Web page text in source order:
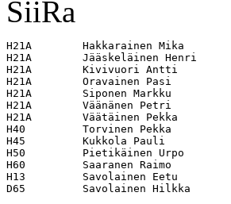
SiiRa
H21A        Hakkarainen Mika
H21A        Jääskeläinen Henri
H21A        Kivivuori Antti
H21A        Oravainen Pasi
H21A        Siponen Markku
H21A        Väänänen Petri
H21A        Väätäinen Pekka
H40         Torvinen Pekka
H45         Kukkola Pauli
H50         Pietikäinen Urpo
H60         Saaranen Raimo
H13         Savolainen Eetu